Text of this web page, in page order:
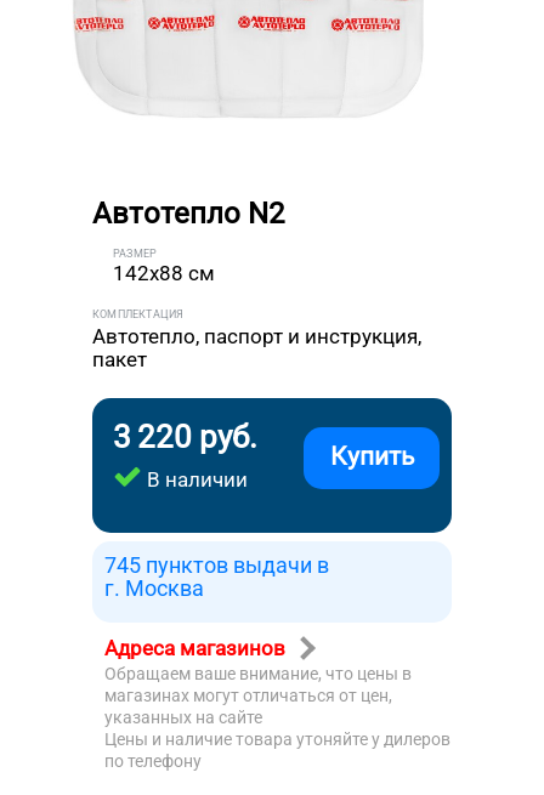
Автотепло N2
РАЗМЕР
142x88 см
КОМПЛЕКТАЦИЯ
Автотепло, паспорт и инструкция,
пакет
3 220 руб.
В наличии
Купить
745 пунктов выдачи в
г. Москва
Адреса магазинов
Обращаем ваше внимание, что цены в
магазинах могут отличаться от цен,
указанных на сайте
Цены и наличие товара утоняйте у дилеров
по телефону